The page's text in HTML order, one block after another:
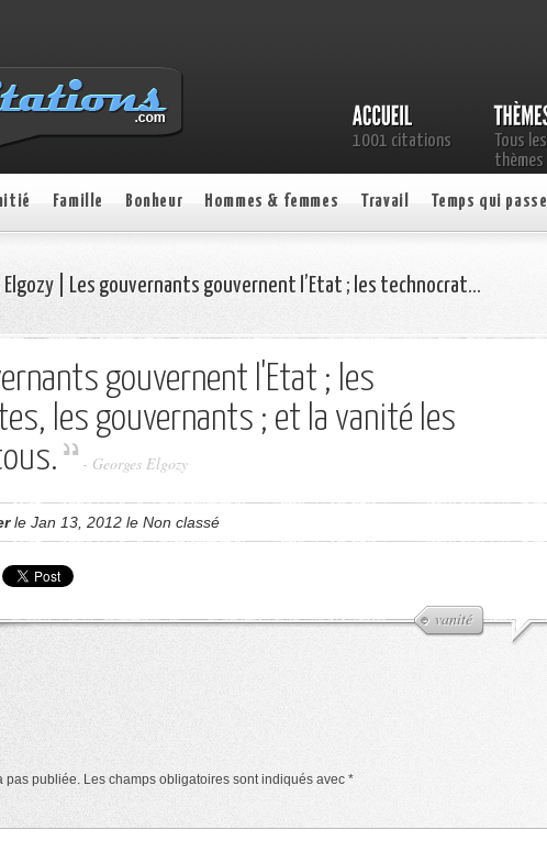
1001 citations
Tous les
thèmes
Famille Bonheur Hommes & femmes Travail Temps qui passe
Elgozy | Les gouvernants gouvernent l’Etat ; les technocrat…
gouvernent l'Etat ; les
les gouvernants ; et la vanité les
- Georges Elgozy
le Jan 13, 2012 le Non classé
vanité
pas publiée. Les champs obligatoires sont indiqués avec *